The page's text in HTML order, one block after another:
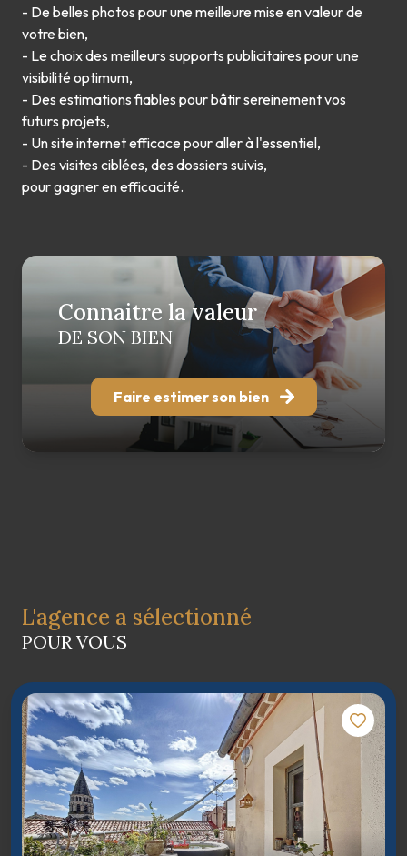
Connaitre la valeur
DE SON BIEN
Faire estimer son bien
- De belles photos pour une meilleure mise en valeur de
votre bien,
- Le choix des meilleurs supports publicitaires pour une
visibilité optimum,
- Des estimations fiables pour bâtir sereinement vos
futurs projets,
- Un site internet efficace pour aller à l'essentiel,
- Des visites ciblées, des dossiers suivis,
pour gagner en efficacité.
L'agence a sélectionné
POUR VOUS